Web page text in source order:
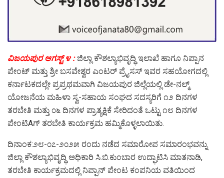
ವಿಜಯಪುರ ಆಗಸ್ಟ್ ೪ : ಜಿಲ್ಲಾ ಕೌಶಲ್ಯಾಭಿವೃದ್ಧಿ ಇಲಾಖೆ ಹಾಗೂ ನಿಪ್ಪಾನ
ಪೇಂಟ್ ಮತ್ತು ಶ್ರೀ ಬಸವೇಶ್ವರ ಎಂಟರ್ ಪ್ರೈಸಸ್ ಇವರ ಸಹಯೋಗದಲ್ಲಿ
ಕರ್ನಾಟಕದಲ್ಲೇ ಪ್ರಪ್ರಥಮವಾಗಿ ವಿಜಯಪುರ ಜಿಲ್ಲೆಯಲ್ಲಿ ಡೇ-ನಲ್ಮ್
ಯೋಜನೆಯ ಮಹಿಳಾ ಸ್ವ-ಸಹಾಯ ಸಂಘದ ಸದಸ್ಯರಿಗೆ ೧೨ ದಿನಗಳ
ತರಬೇತಿ ಮತ್ತು ೦೬ ದಿನಗಳ ಪ್ರಾತ್ಯಕ್ಷಿಕೆ ಸೇರಿದಂತೆ ಒಟ್ಟು ೧೮ ದಿನಗಳ
ಪೇಂಟಿAಗ್ ತರಬೇತಿ ಕಾರ್ಯಕ್ರಮ ಹಮ್ಮಿಕೊಳ್ಳಲಾಯಿತು.
ದಿನಾಂಕ:೨೮-೦೭-೨೦೨೫ ರಂದು ನಡೆದ ಸಮಾರೋಪ ಸಮಾರಂಭವನ್ನು
ಜಿಲ್ಲಾ ಕೌಶಲ್ಯಾಭಿವೃದ್ಧಿ ಅಧಿಕಾರಿ ಸಿ.ಬಿ.ಕುಂಬಾರ ಉದ್ಘಾಟಿಸಿ ಮಾತನಾಡಿ,
ತರಬೇತಿ ಕಾರ್ಯಕ್ರಮದಲ್ಲಿ ನಿಪ್ಪಾನ್ ಪೇಂಟ ಕಂಪನಿಯ ವತಿಯಿಂದ